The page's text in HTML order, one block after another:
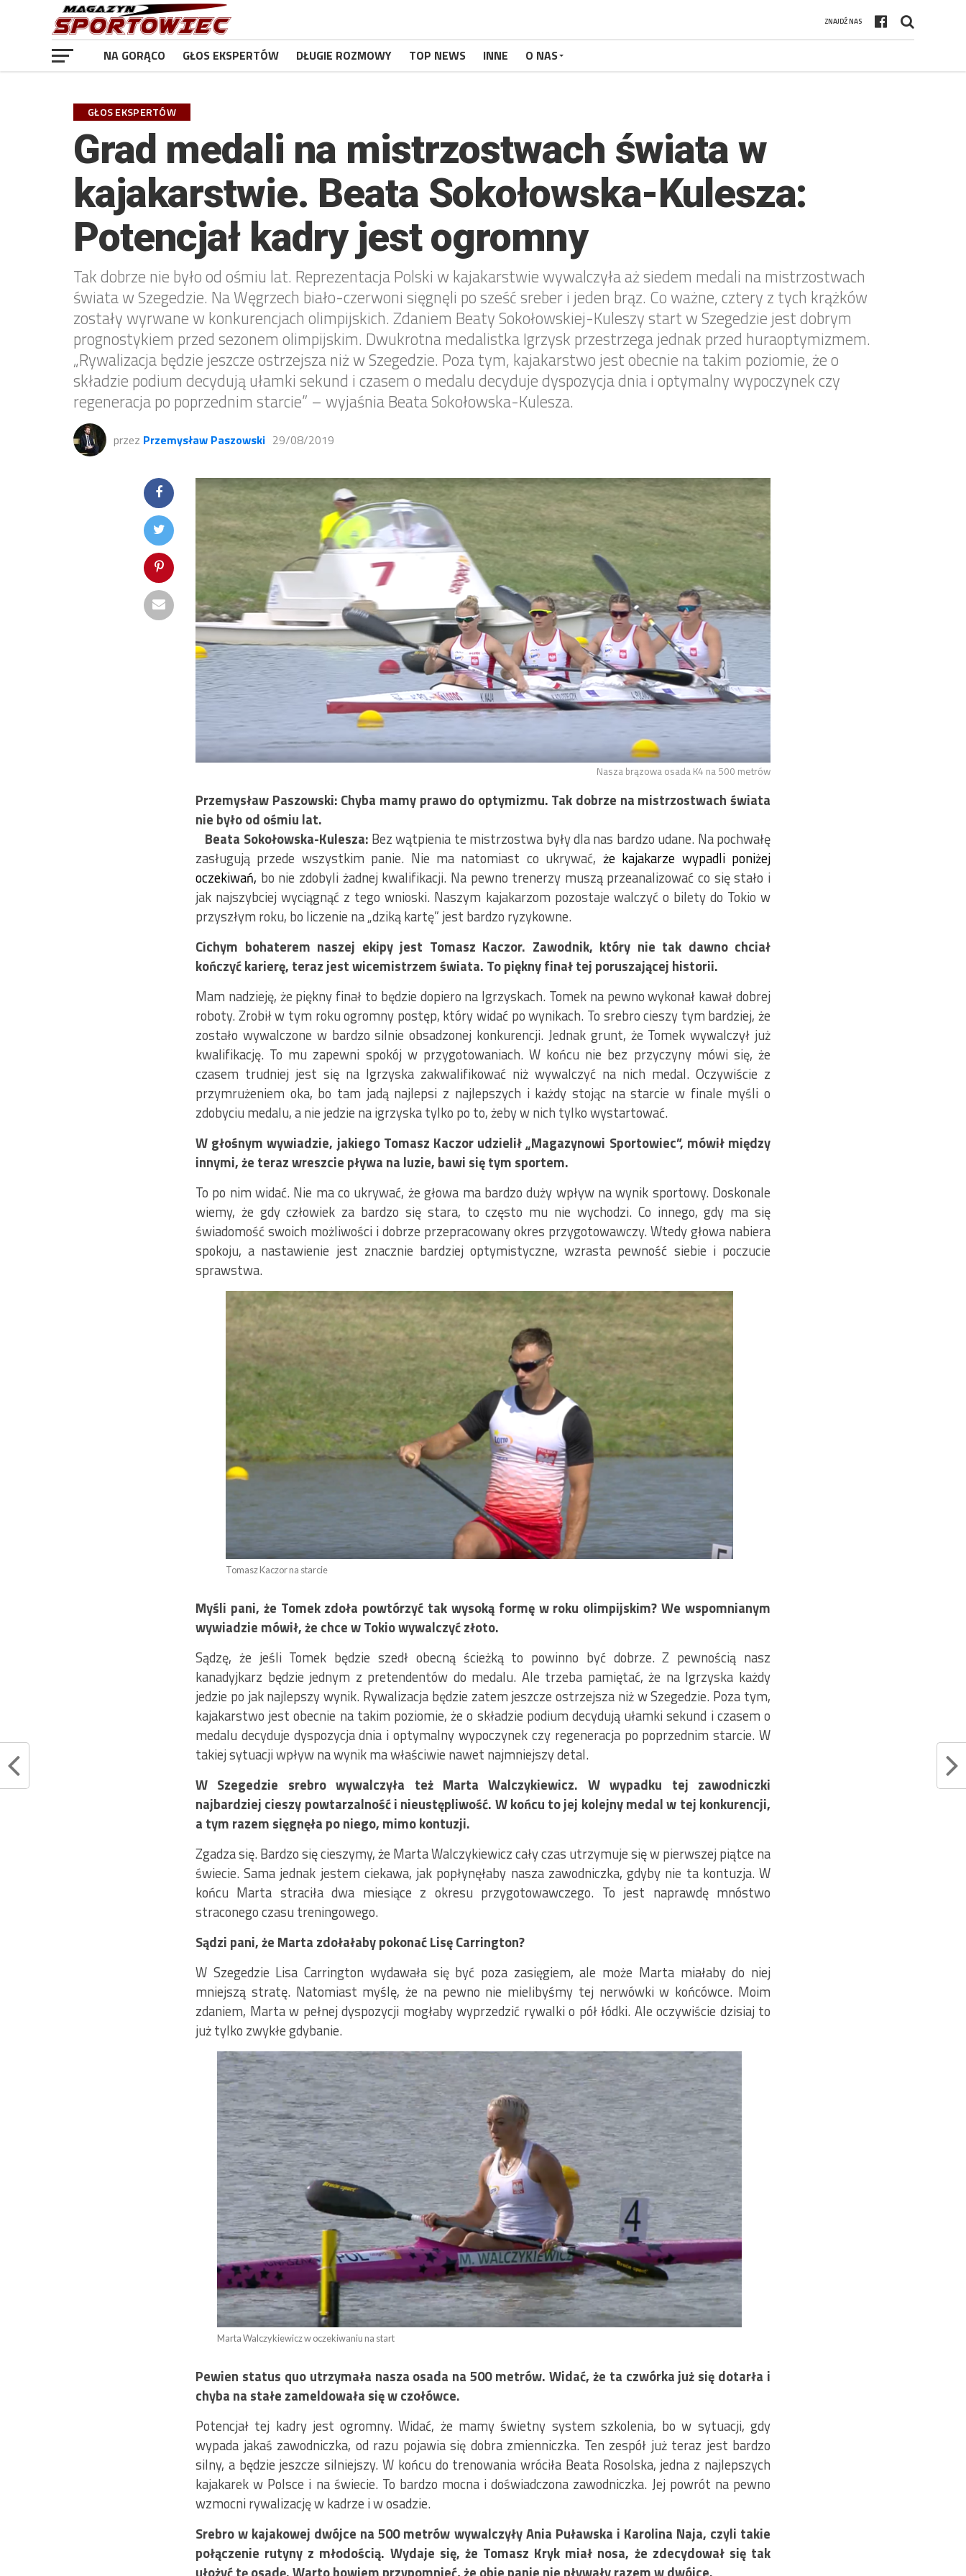
ZNAJDŹ NAS
NA GORĄCO GŁOS EKSPERTÓW DŁUGIE ROZMOWY TOP NEWS INNE O NAS
GŁOS EKSPERTÓW
Grad medali na mistrzostwach świata w
kajakarstwie. Beata Sokołowska-Kulesza:
Potencjał kadry jest ogromny
Tak dobrze nie było od ośmiu lat. Reprezentacja Polski w kajakarstwie wywalczyła aż siedem medali na mistrzostwach
świata w Szegedzie. Na Węgrzech biało-czerwoni sięgnęli po sześć sreber i jeden brąz. Co ważne, cztery z tych krążków
zostały wyrwane w konkurencjach olimpijskich. Zdaniem Beaty Sokołowskiej-Kuleszy start w Szegedzie jest dobrym
prognostykiem przed sezonem olimpijskim. Dwukrotna medalistka Igrzysk przestrzega jednak przed huraoptymizmem.
„Rywalizacja będzie jeszcze ostrzejsza niż w Szegedzie. Poza tym, kajakarstwo jest obecnie na takim poziomie, że o
składzie podium decydują ułamki sekund i czasem o medalu decyduje dyspozycja dnia i optymalny wypoczynek czy
regeneracja po poprzednim starcie” – wyjaśnia Beata Sokołowska-Kulesza.
przez Przemysław Paszowski 29/08/2019
Nasza brązowa osada K4 na 500 metrów
Przemysław Paszowski: Chyba mamy prawo do optymizmu. Tak dobrze na mistrzostwach świata
nie było od ośmiu lat.
Beata Sokołowska-Kulesza: Bez wątpienia te mistrzostwa były dla nas bardzo udane. Na pochwałę
zasługują przede wszystkim panie. Nie ma natomiast co ukrywać, że kajakarze wypadli poniżej
oczekiwań, bo nie zdobyli żadnej kwalifikacji. Na pewno trenerzy muszą przeanalizować co się stało i
jak najszybciej wyciągnąć z tego wnioski. Naszym kajakarzom pozostaje walczyć o bilety do Tokio w
przyszłym roku, bo liczenie na „dziką kartę” jest bardzo ryzykowne.
Cichym bohaterem naszej ekipy jest Tomasz Kaczor. Zawodnik, który nie tak dawno chciał
kończyć karierę, teraz jest wicemistrzem świata. To piękny finał tej poruszającej historii.
Mam nadzieję, że piękny finał to będzie dopiero na Igrzyskach. Tomek na pewno wykonał kawał dobrej
roboty. Zrobił w tym roku ogromny postęp, który widać po wynikach. To srebro cieszy tym bardziej, że
zostało wywalczone w bardzo silnie obsadzonej konkurencji. Jednak grunt, że Tomek wywalczył już
kwalifikację. To mu zapewni spokój w przygotowaniach. W końcu nie bez przyczyny mówi się, że
czasem trudniej jest się na Igrzyska zakwalifikować niż wywalczyć na nich medal. Oczywiście z
przymrużeniem oka, bo tam jadą najlepsi z najlepszych i każdy stojąc na starcie w finale myśli o
zdobyciu medalu, a nie jedzie na igrzyska tylko po to, żeby w nich tylko wystartować.
W głośnym wywiadzie, jakiego Tomasz Kaczor udzielił „Magazynowi Sportowiec”, mówił między
innymi, że teraz wreszcie pływa na luzie, bawi się tym sportem.
To po nim widać. Nie ma co ukrywać, że głowa ma bardzo duży wpływ na wynik sportowy. Doskonale
wiemy, że gdy człowiek za bardzo się stara, to często mu nie wychodzi. Co innego, gdy ma się
świadomość swoich możliwości i dobrze przepracowany okres przygotowawczy. Wtedy głowa nabiera
spokoju, a nastawienie jest znacznie bardziej optymistyczne, wzrasta pewność siebie i poczucie
sprawstwa.
Tomasz Kaczor na starcie
Myśli pani, że Tomek zdoła powtórzyć tak wysoką formę w roku olimpijskim? We wspomnianym
wywiadzie mówił, że chce w Tokio wywalczyć złoto.
Sądzę, że jeśli Tomek będzie szedł obecną ścieżką to powinno być dobrze. Z pewnością nasz
kanadyjkarz będzie jednym z pretendentów do medalu. Ale trzeba pamiętać, że na Igrzyska każdy
jedzie po jak najlepszy wynik. Rywalizacja będzie zatem jeszcze ostrzejsza niż w Szegedzie. Poza tym,
kajakarstwo jest obecnie na takim poziomie, że o składzie podium decydują ułamki sekund i czasem o
medalu decyduje dyspozycja dnia i optymalny wypoczynek czy regeneracja po poprzednim starcie. W
takiej sytuacji wpływ na wynik ma właściwie nawet najmniejszy detal.
W Szegedzie srebro wywalczyła też Marta Walczykiewicz. W wypadku tej zawodniczki
najbardziej cieszy powtarzalność i nieustępliwość. W końcu to jej kolejny medal w tej konkurencji,
a tym razem sięgnęła po niego, mimo kontuzji.
Zgadza się. Bardzo się cieszymy, że Marta Walczykiewicz cały czas utrzymuje się w pierwszej piątce na
świecie. Sama jednak jestem ciekawa, jak popłynęłaby nasza zawodniczka, gdyby nie ta kontuzja. W
końcu Marta straciła dwa miesiące z okresu przygotowawczego. To jest naprawdę mnóstwo
straconego czasu treningowego.
Sądzi pani, że Marta zdołałaby pokonać Lisę Carrington?
W Szegedzie Lisa Carrington wydawała się być poza zasięgiem, ale może Marta miałaby do niej
mniejszą stratę. Natomiast myślę, że na pewno nie mielibyśmy tej nerwówki w końcówce. Moim
zdaniem, Marta w pełnej dyspozycji mogłaby wyprzedzić rywalki o pół łódki. Ale oczywiście dzisiaj to
już tylko zwykłe gdybanie.
Marta Walczykiewicz w oczekiwaniu na start
Pewien status quo utrzymała nasza osada na 500 metrów. Widać, że ta czwórka już się dotarła i
chyba na stałe zameldowała się w czołówce.
Potencjał tej kadry jest ogromny. Widać, że mamy świetny system szkolenia, bo w sytuacji, gdy
wypada jakaś zawodniczka, od razu pojawia się dobra zmienniczka. Ten zespół już teraz jest bardzo
silny, a będzie jeszcze silniejszy. W końcu do trenowania wróciła Beata Rosolska, jedna z najlepszych
kajakarek w Polsce i na świecie. To bardzo mocna i doświadczona zawodniczka. Jej powrót na pewno
wzmocni rywalizację w kadrze i w osadzie.
Srebro w kajakowej dwójce na 500 metrów wywalczyły Ania Puławska i Karolina Naja, czyli takie
połączenie rutyny z młodością. Wydaje się, że Tomasz Kryk miał nosa, że zdecydował się tak